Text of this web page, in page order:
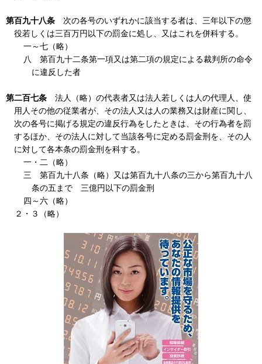
第百九十八条 次の各号のいずれかに該当する者は、三年以下の懲
役若しくは三百万円以下の罰金に処し、又はこれを併科する。
一～七（略）
八 第百九十二条第一項又は第二項の規定による裁判所の命令
に違反した者
第二百七条 法人（略）の代表者又は法人若しくは人の代理人、使
用人その他の従業者が、その法人又は人の業務又は財産に関し、
次の各号に掲げる規定の違反行為をしたときは、その行為者を罰
するほか、その法人に対して当該各号に定める罰金刑を、その人
に対して各本条の罰金刑を科する。
一・二（略）
三 第百九十八条（略）又は第百九十八条の三から第百九十八
条の五まで 三億円以下の罰金刑
四～六（略）
２・３（略）